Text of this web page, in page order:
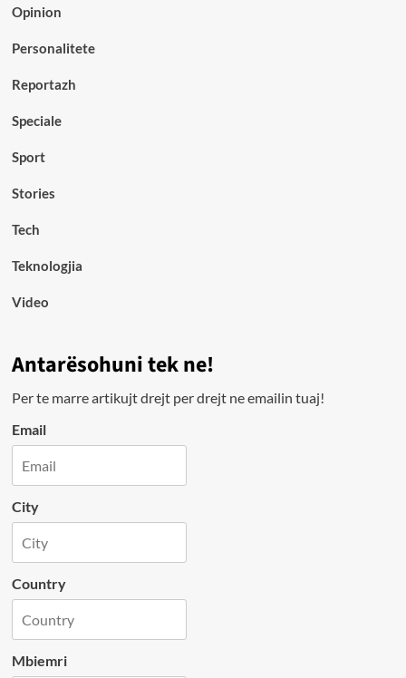
Opinion
Personalitete
Reportazh
Speciale
Sport
Stories
Tech
Teknologjia
Video
Antarësohuni tek ne!
Per te marre artikujt drejt per drejt ne emailin tuaj!
Email
City
Country
Mbiemri